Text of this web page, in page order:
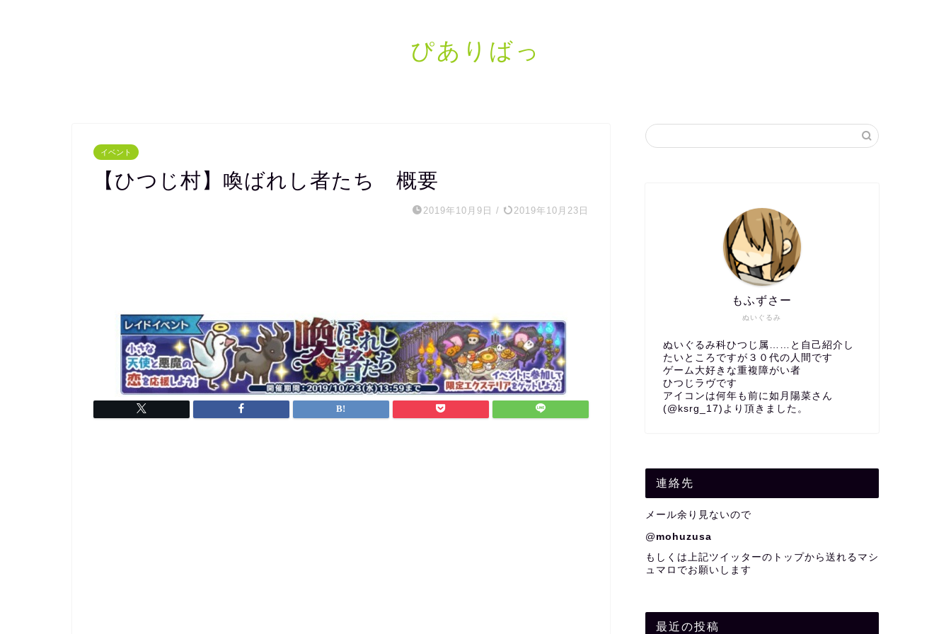
ぴありばっ
イベント
【ひつじ村】喚ばれし者たち 概要
2019年10月9日 / 2019年10月23日
ぬいぐるみ
もふずさー
ぬいぐるみ科ひつじ属……と自己紹介し
たいところですが３０代の人間です
ゲーム大好きな重複障がい者
ひつじラヴです
アイコンは何年も前に如月陽菜さん
(@ksrg_17)より頂きました。
連絡先
メール余り見ないので
@ mohuzusa
もしくは上記ツイッターのトップから送れるマシ
ュマロでお願いします
最近の投稿